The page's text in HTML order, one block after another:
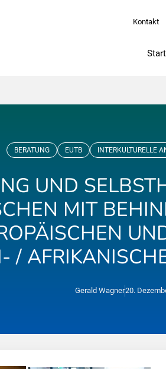
Kontakt
BERATUNG EUTB INTERKULTURELLE
UND
MIT
/
Gerald Wagner20.